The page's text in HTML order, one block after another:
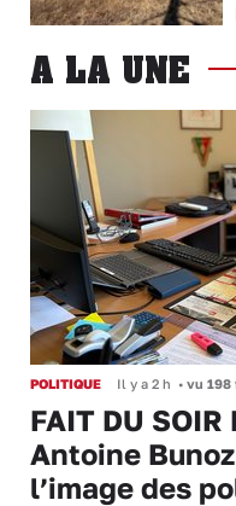
A LA UNE
POLITIQUE Il y a 2 h • vu 198
FAIT DU
Antoine
l’image des